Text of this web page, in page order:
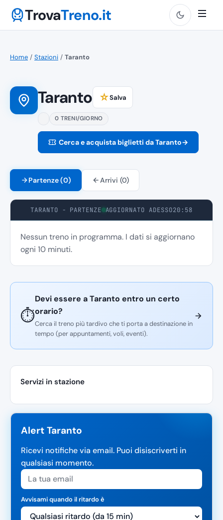
TrovaTreno.it
Home / Stazioni / Taranto
Taranto ☆Salva
0 TRENI/GIORNO
Cerca e acquista biglietti da Taranto→
Partenze (0) Arrivi (0)
TARANTO - PARTENZE AGGIORNATO ADESSO20:58
Nessun treno in programma. I dati si aggiornano
ogni 10 minuti.
⏱️
Devi essere a Taranto entro un certo
orario?
Cerca il treno più tardivo che ti porta a destinazione in
tempo (per appuntamenti, voli, eventi).
Servizi in stazione
Alert Taranto
Ricevi notifiche via email. Puoi disiscriverti in
qualsiasi momento.
Avvisami quando il ritardo è